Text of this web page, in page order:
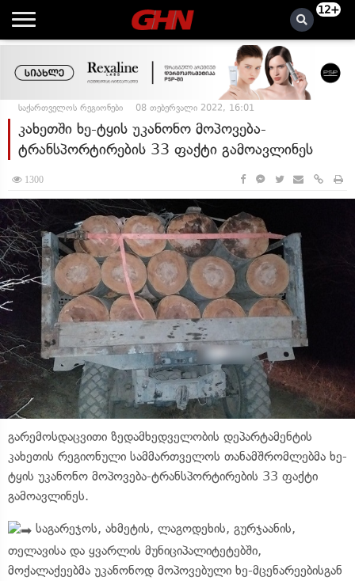
12+
საქართველოს რეგიონები 08 თებერვალი 2022, 16:01
კახეთში ხე-ტყის უკანონო მოპოვება-
ტრანსპორტირების 33 ფაქტი გამოავლინეს
1300
გარემოსდაცვითი ზედამხედველობის დეპარტამენტის
კახეთის რეგიონული სამმართველოს თანამშრომლებმა ხე-
ტყის უკანონო მოპოვება-ტრანსპორტირების 33 ფაქტი
გამოავლინეს.
საგარეჯოს, ახმეტის, ლაგოდეხის, გურჯაანის,
თელავისა და ყვარლის მუნიციპალიტეტებში,
მოქალაქეებმა უკანონოდ მოპოვებული ხე-მცენარეებისგან